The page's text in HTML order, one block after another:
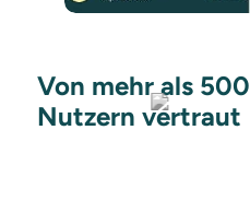
Von mehr als 500
Nutzern vertraut